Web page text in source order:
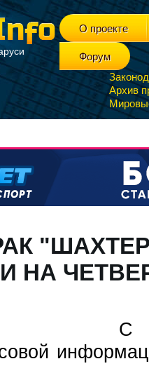
О проекте
Форум
Архив
НА
С